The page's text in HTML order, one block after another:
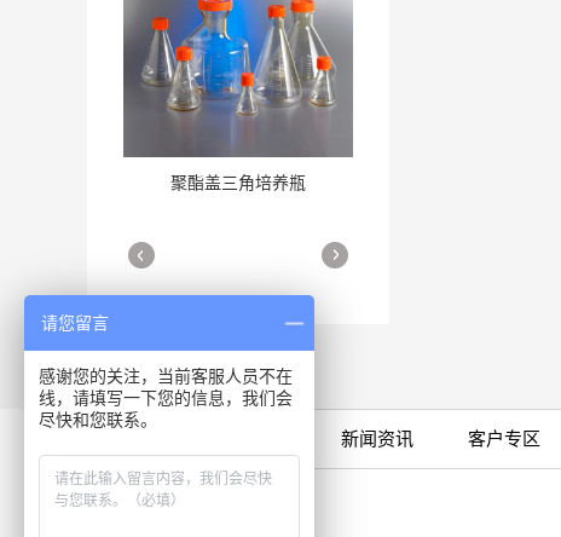
聚酯盖三角培养瓶
More
新闻资讯 客户专区
咨询专线
请您留言
感谢您的关注，当前客服人员不在
线，请填写一下您的信息，我们会
尽快和您联系。